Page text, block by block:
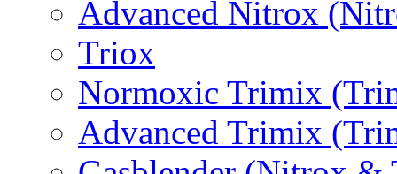
Advanced Nitrox
Triox
Normoxic Trimix
Advanced Trimix